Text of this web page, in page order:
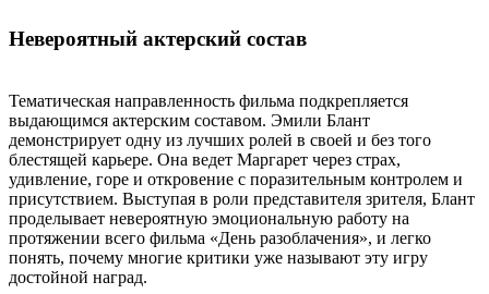
Невероятный актерский состав
Тематическая направленность фильма подкрепляется
выдающимся актерским составом. Эмили Блант
демонстрирует одну из лучших ролей в своей и без того
блестящей карьере. Она ведет Маргарет через страх,
удивление, горе и откровение с поразительным контролем и
присутствием. Выступая в роли представителя зрителя, Блант
проделывает невероятную эмоциональную работу на
протяжении всего фильма «День разоблачения», и легко
понять, почему многие критики уже называют эту игру
достойной наград.